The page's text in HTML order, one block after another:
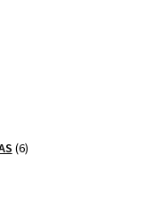
66